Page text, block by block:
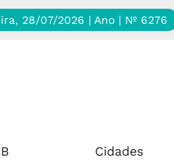
28/07/2026 | Ano | Nº 6276
Cidades